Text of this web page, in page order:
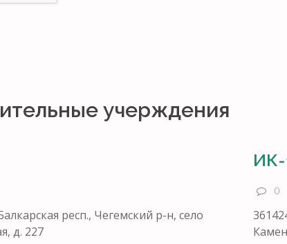
учерждения
респ., Чегемский р-н, село
д. 227
ИК-
0